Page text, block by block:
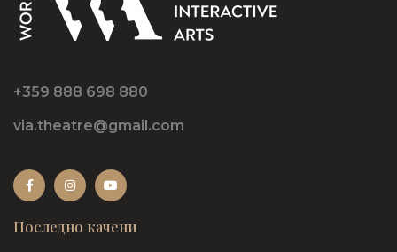
+359 888 698 880
via.theatre@gmail.com
Последно качени